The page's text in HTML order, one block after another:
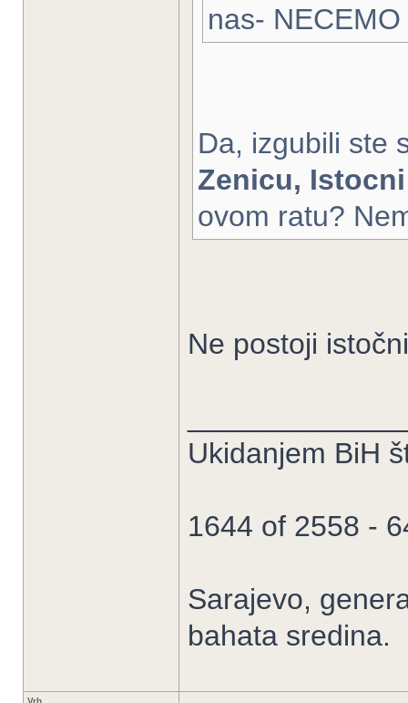
nas- NECEMO
Da, izgubili ste
Zenicu,
ovom ratu?
Ne postoji
Ukidanjem BiH
1644 of 2558 -
Sarajevo,
bahata sredina.
Vrh